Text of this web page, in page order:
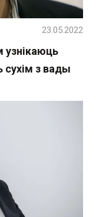
з вады
23.05.2022